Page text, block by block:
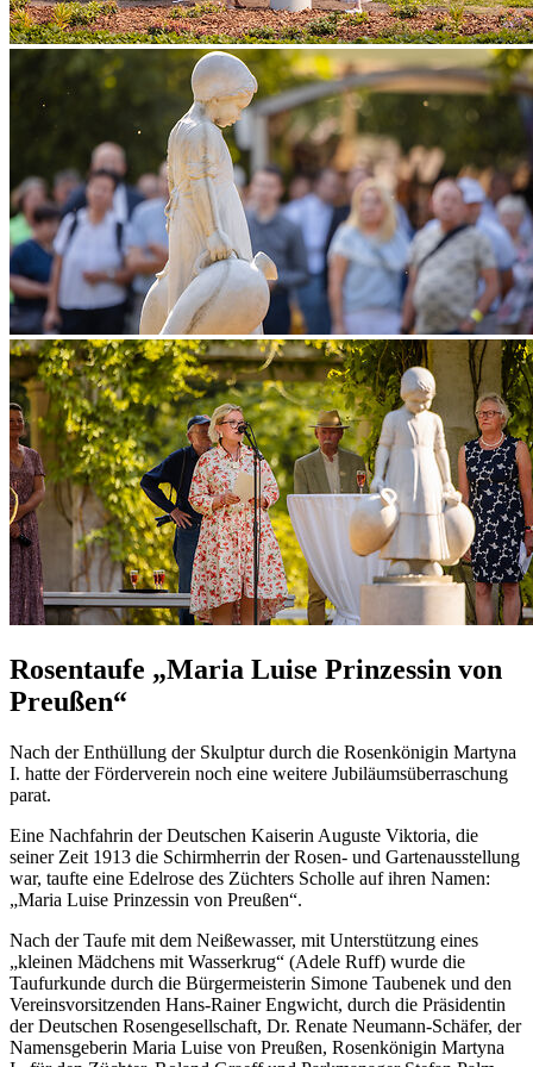
Rosentaufe „Maria Luise Prinzessin von
Preußen“
Nach der Enthüllung der Skulptur durch die Rosenkönigin Martyna
I. hatte der Förderverein noch eine weitere Jubiläumsüberraschung
parat.
Eine Nachfahrin der Deutschen Kaiserin Auguste Viktoria, die
seiner Zeit 1913 die Schirmherrin der Rosen- und Gartenausstellung
war, taufte eine Edelrose des Züchters Scholle auf ihren Namen:
„Maria Luise Prinzessin von Preußen“.
Nach der Taufe mit dem Neißewasser, mit Unterstützung eines
„kleinen Mädchens mit Wasserkrug“ (Adele Ruff) wurde die
Taufurkunde durch die Bürgermeisterin Simone Taubenek und den
Vereinsvorsitzenden Hans-Rainer Engwicht, durch die Präsidentin
der Deutschen Rosengesellschaft, Dr. Renate Neumann-Schäfer, der
Namensgeberin Maria Luise von Preußen, Rosenkönigin Martyna